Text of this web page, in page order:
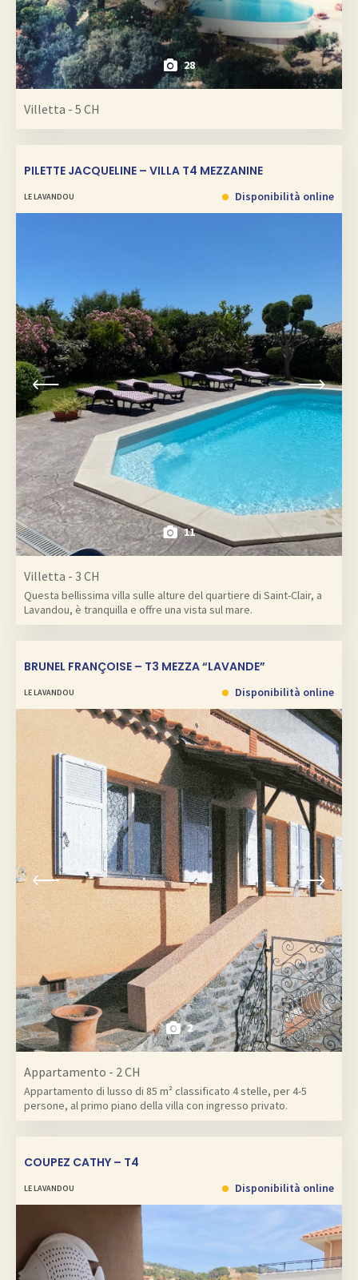
28
Villetta - 5 CH
PILETTE JACQUELINE – VILLA T4 MEZZANINE
LE LAVANDOU
11
Disponibilità online
Villetta - 3 CH
Questa bellissima villa sulle alture del quartiere di Saint-Clair, a
Lavandou, è tranquilla e offre una vista sul mare.
BRUNEL FRANÇOISE – T3 MEZZA “LAVANDE”
LE LAVANDOU
2
Disponibilità online
Appartamento - 2 CH
Appartamento di lusso di 85 m² classificato 4 stelle, per 4-5
persone, al primo piano della villa con ingresso privato.
COUPEZ CATHY – T4
LE LAVANDOU Disponibilità online